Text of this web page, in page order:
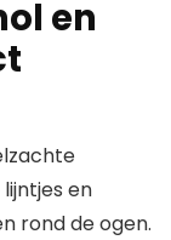
en
en
rond de ogen.